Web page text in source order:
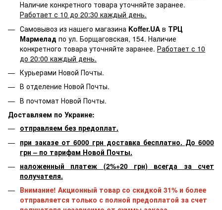
Наличие конкретного товара уточняйте заранее.
Работает с 10 до 20:30 каждый день.
Самовывоз из нашего магазина Koffer.UA в ТРЦ
Мармелад по ул. Борщаговская, 154. Наличие
конкретного товара уточняйте заранее. Работает с 10
до 20:00 каждый день.
Курьерами Новой Почты.
В отделение Новой Почты.
В почтомат Новой Почты.
Доставляем по Украине:
отправляем без предоплат.
при заказе от 6000 грн доставка бесплатно. До 6000
грн – по тарифам Новой Почты.
наложенный платеж (2%+20 грн) всегда за счет
получателя.
Внимание! Акционный товар со скидкой 31% и более
отправляется только с полной предоплатой за счет